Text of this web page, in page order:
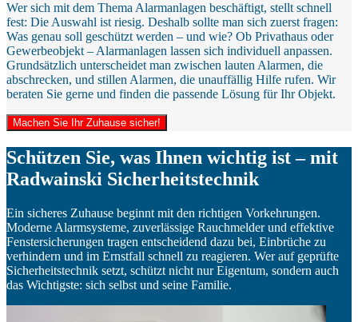
Wer sich mit dem Thema Alarmanlagen beschäftigt, stellt schnell
fest: Die Auswahl ist riesig. Deshalb sollte man sich zuerst fragen:
Was genau soll geschützt werden – und wie? Ob Privathaus oder
Gewerbeobjekt – Alarmanlagen lassen sich individuell anpassen.
Grundsätzlich unterscheidet man zwischen lauten Alarmen, die
abschrecken, und stillen Alarmen, die unauffällig Hilfe rufen. Wir
beraten Sie gerne und finden die passende Lösung für Ihr Objekt.
Machen Sie Ihr Zuhause sicher!
Schützen Sie, was Ihnen wichtig ist – mit
Radwainski Sicherheitstechnik
Ein sicheres Zuhause beginnt mit den richtigen Vorkehrungen.
Moderne Alarmsysteme, zuverlässige Rauchmelder und effektive
Fenstersicherungen tragen entscheidend dazu bei, Einbrüche zu
verhindern und im Ernstfall schnell zu reagieren. Wer auf geprüfte
Sicherheitstechnik setzt, schützt nicht nur Eigentum, sondern auch
das Wichtigste: sich selbst und seine Familie.